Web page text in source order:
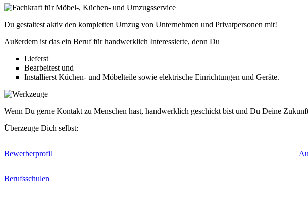
Du gestaltest aktiv den kompletten Umzug von Unternehmen und Privatpersonen mit!
Außerdem ist das ein Beruf für handwerklich Interessierte, denn Du
Lieferst
Bearbeitest und
Installierst Küchen- und Möbelteile sowie elektrische Einrichtungen und Geräte.
Wenn Du gerne Kontakt zu Menschen hast, handwerklich geschickt bist und Du Deine
Überzeuge Dich selbst:
Bewerberprofil
Berufsschulen